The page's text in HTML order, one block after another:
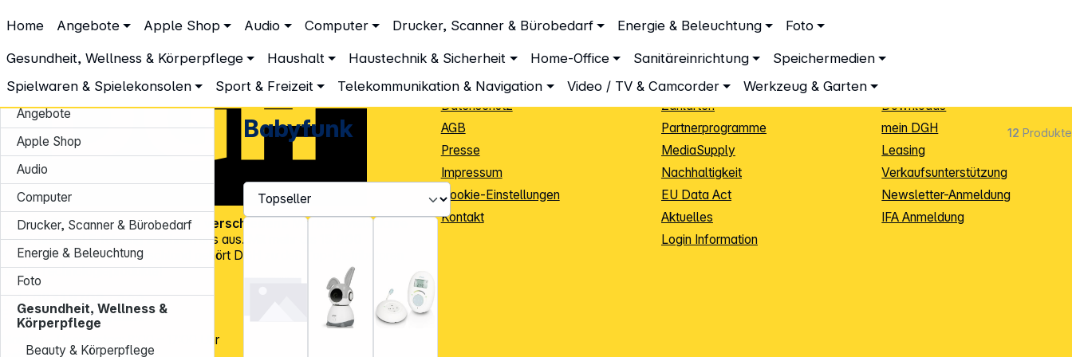
Home Angebote Apple Shop Audio Computer Drucker, Scanner & Bürobedarf Energie & Beleuchtung Foto
Gesundheit, Wellness & Körperpflege Haushalt Haustechnik & Sicherheit Home-Office Sanitäreinrichtung
Speichermedien
Spielwaren & Spielekonsolen
Sport & Freizeit Telekommunikation & Navigation Video / TV & Camcorder Werkzeug & Garten
Gesundheit, Wellness & Körperpflege Family Care Babyfunk
Babyfunk
Angebote
Apple Shop
Audio
Computer
Drucker, Scanner & Bürobedarf
Energie & Beleuchtung
Foto
Gesundheit, Wellness &
Körperpflege
Beauty & Körperpflege
Babyfunk 12 Produkte
Über45.000 Artikelund über600 verschiedene Marken
, viele Jahre
Know-how und Erfahrung zeichnen uns aus. Mit mehr als
Kundenadressenin Deutschland gehört DGH zu den Top-Distributoren
für CE-Technologieprodukte!
Tel.: 0931 9708 - 444
E-Mail:info@dgh.de
Montag – Donnerstag: 8:00 – 17:00 Uhr
Unsere Leistungen
Beratung
Datenschutz
AGB
Presse
Impressum
Cookie-Einstellungen
Kontakt
Dropshipping
Info Guide
Zahlarten
Partnerprogramme
MediaSupply
Nachhaltigkeit
EU Data Act
Aktuelles
Login Information
Sendungsverfolgung
Downloads
mein DGH
Leasing
Verkaufsunterstützung
Newsletter-Anmeldung
IFA Anmeldung